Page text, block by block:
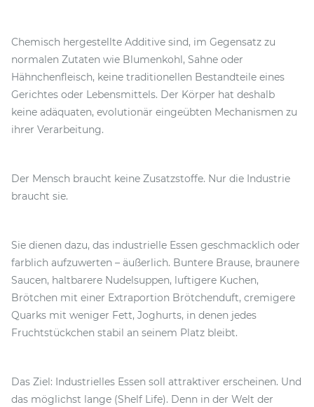
Chemisch hergestellte Additive sind, im Gegensatz zu
normalen Zutaten wie Blumenkohl, Sahne oder
Hähnchenfleisch, keine traditionellen Bestandteile eines
Gerichtes oder Lebensmittels. Der Körper hat deshalb
keine adäquaten, evolutionär eingeübten Mechanismen zu
ihrer Verarbeitung.
Der Mensch braucht keine Zusatzstoffe. Nur die Industrie
braucht sie.
Sie dienen dazu, das industrielle Essen geschmacklich oder
farblich aufzuwerten – äußerlich. Buntere Brause, braunere
Saucen, haltbarere Nudelsuppen, luftigere Kuchen,
Brötchen mit einer Extraportion Brötchenduft, cremigere
Quarks mit weniger Fett, Joghurts, in denen jedes
Fruchtstückchen stabil an seinem Platz bleibt.
Das Ziel: Industrielles Essen soll attraktiver erscheinen. Und
das möglichst lange (Shelf Life). Denn in der Welt der